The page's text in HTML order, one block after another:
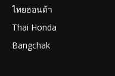
ไทยฮอนด้า
Thai Honda
Bangchak